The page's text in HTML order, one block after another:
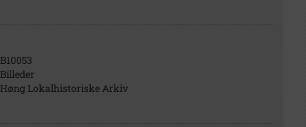
B10053
Billeder
Høng Lokalhistoriske Arkiv